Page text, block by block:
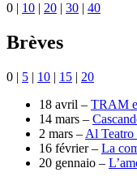
0 | 10 | 20 | 30 | 40
Brèves
0 | 5 | 10 | 15 | 20
18 avril – TRAM e
14 mars –
2 mars – Al
16 février – La
20 gennaio –